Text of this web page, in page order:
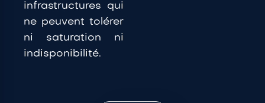
infrastructures qui
ne peuvent tolérer
ni saturation ni
indisponibilité.